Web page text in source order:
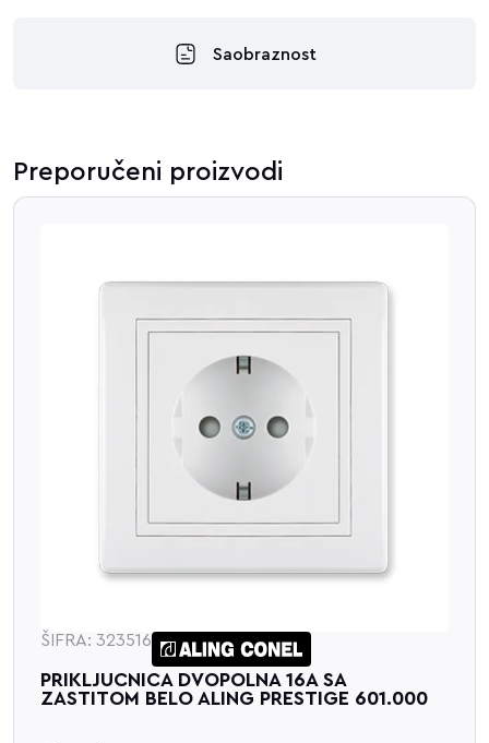
Saobraznost
Preporučeni proizvodi
ŠIFRA: 323516
PRIKLJUCNICA DVOPOLNA 16A SA
ZASTITOM BELO ALING PRESTIGE 601.000